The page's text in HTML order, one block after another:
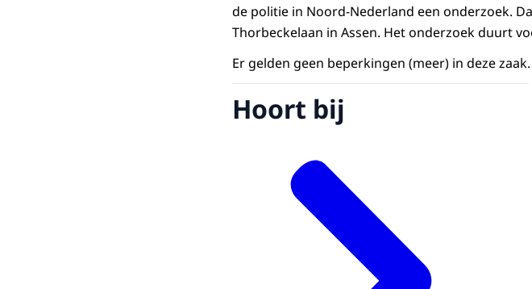
de politie in Noord-Nederland een onderzoek.
Thorbeckelaan in Assen. Het onderzoek duurt
Er gelden geen beperkingen (meer) in deze zaak.
Hoort bij